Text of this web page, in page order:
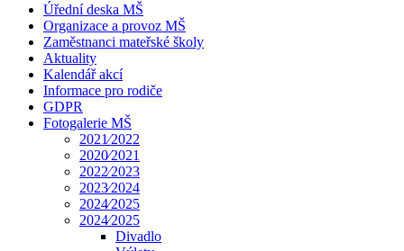
Úřední deska MŠ
Organizace a provoz MŠ
Zaměstnanci mateřské školy
Aktuality
Kalendář akcí
Informace pro rodiče
GDPR
Fotogalerie MŠ
2021⁄2022
2020⁄2021
2022⁄2023
2023⁄2024
2024⁄2025
2024⁄2025
Divadlo